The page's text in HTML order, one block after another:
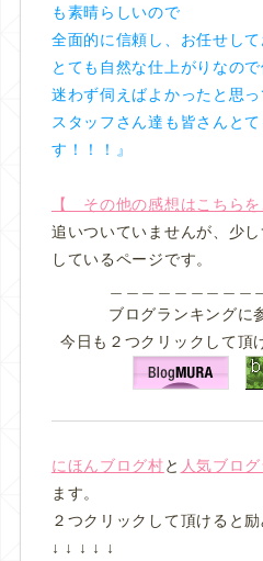
も素晴らしいので
全面的に信頼し、お任せして
とても自然な仕上がりなの
迷わず伺えばよかったと思っ
スタッフさん達も皆さんと
す！！！』
【 その他の感想はこちら
追いついていませんが、少
しているページです。
ブログランキングに
今日も２つクリックして頂
にほんブログ村と 人気ブロ
ます。
２つクリックして頂けると
↓ ↓ ↓ ↓ ↓